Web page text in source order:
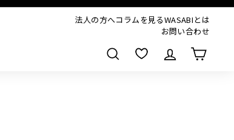
法人の方へコラムを見るWASABIとは
お問い合わせ
検索